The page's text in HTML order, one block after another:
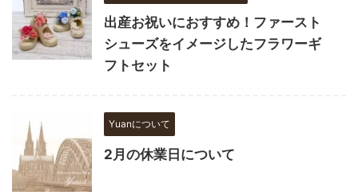
出産お祝いにおすすめ！ファースト
シューズをイメージしたフラワーギ
フトセット
Yuanについて
2月の休業日について